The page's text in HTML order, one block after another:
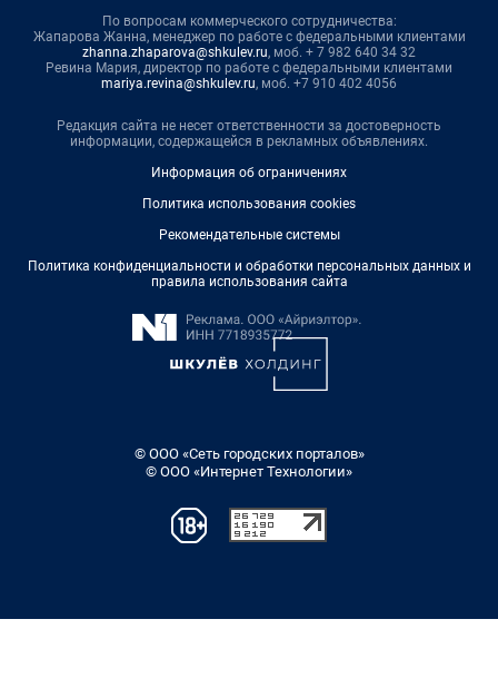
По вопросам коммерческого сотрудничества:
Жапарова Жанна, менеджер по работе с федеральными клиентами
zhanna.zhaparova@shkulev.ru, моб. + 7 982 640 34 32
Ревина Мария, директор по работе с федеральными клиентами
mariya.revina@shkulev.ru, моб. +7 910 402 4056
Редакция сайта не несет ответственности за достоверность
информации, содержащейся в рекламных объявлениях.
Информация об ограничениях
Политика использования cookies
Рекомендательные системы
Политика конфиденциальности и обработки персональных данных и
правила использования сайта
© ООО «Сеть городских порталов»
© ООО «Интернет Технологии»